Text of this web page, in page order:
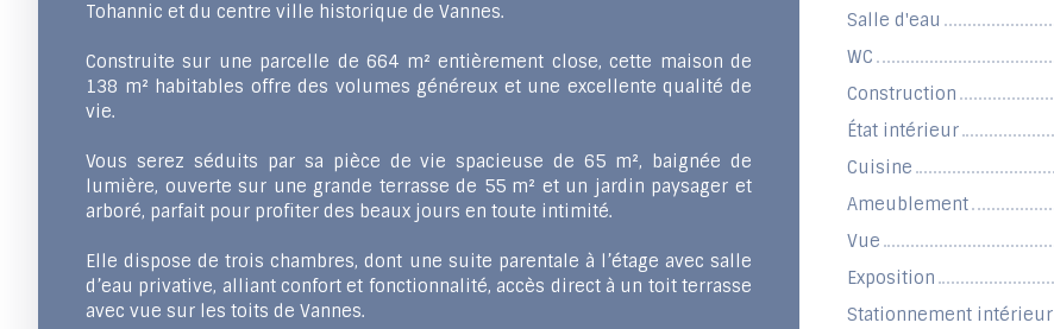
Tohannic et du centre ville historique de Vannes.
Construite sur une parcelle de 664 m² entièrement close, cette maison de
138 m² habitables offre des volumes généreux et une excellente qualité de
vie.
Vous serez séduits par sa pièce de vie spacieuse de 65 m², baignée de
lumière, ouverte sur une grande terrasse de 55 m² et un jardin paysager et
arboré, parfait pour profiter des beaux jours en toute intimité.
Elle dispose de trois chambres, dont une suite parentale à l’étage avec salle
d’eau privative, alliant confort et fonctionnalité, accès direct à un toit terrasse
avec vue sur les toits de Vannes.
Salle d'eau
WC
Construction
État intérieur
Cuisine
Ameublement
Vue
Exposition
Stationnement intérieur